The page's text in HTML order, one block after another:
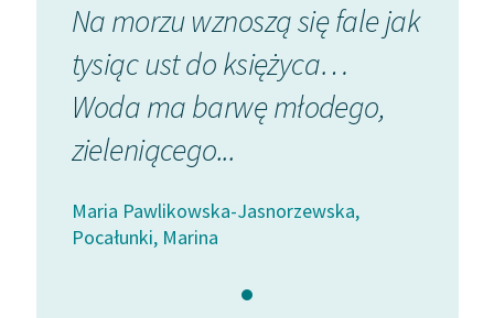
Na morzu wznoszą się fale jak
tysiąc ust do księżyca…
Woda ma barwę młodego,
zieleniącego...
Maria Pawlikowska-Jasnorzewska,
Pocałunki, Marina